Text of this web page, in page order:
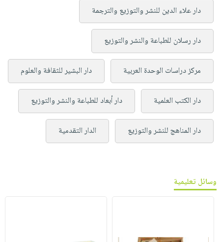
دار علاء الدين للنشر والتوزيع والترجمة
دار رسلان للطباعة والنشر والتوزيع
مركز دراسات الوحدة العربية دار البشير للثقافة والعلوم
دار الكتب العلمية دار أبعاد للطباعة والنشر والتوزيع
دار المناهج للنشر والتوزيع الدار التقدمية
وسائل تعليمية